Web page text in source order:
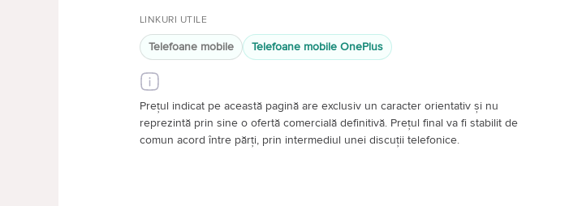
LINKURI UTILE
Telefoane mobile Telefoane mobile OnePlus
Prețul indicat pe această pagină are exclusiv un caracter orientativ și nu
reprezintă prin sine o ofertă comercială definitivă. Prețul final va fi stabilit de
comun acord între părți, prin intermediul unei discuții telefonice.